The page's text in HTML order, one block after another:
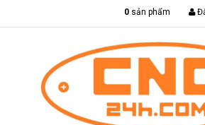
0 sản phẩm